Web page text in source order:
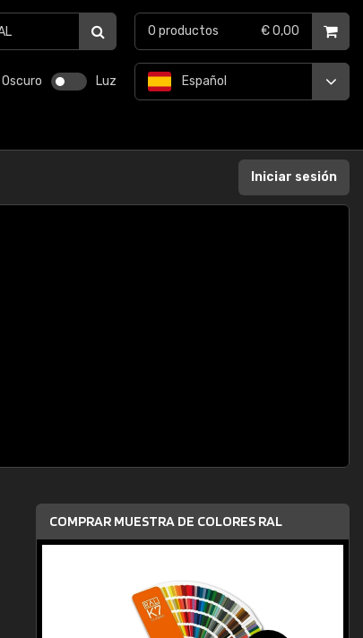
Oscuro Luz Español
0 productos € 0,00
Iniciar sesión
COMPRAR MUESTRA DE COLORES RAL